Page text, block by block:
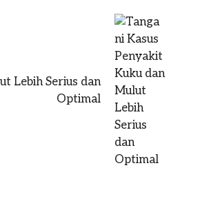
Lebih Serius dan
Optimal